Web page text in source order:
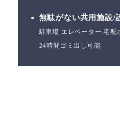
無駄がない共用施設/
駐車場 エレベーター 宅配
24時間ゴミ出し可能